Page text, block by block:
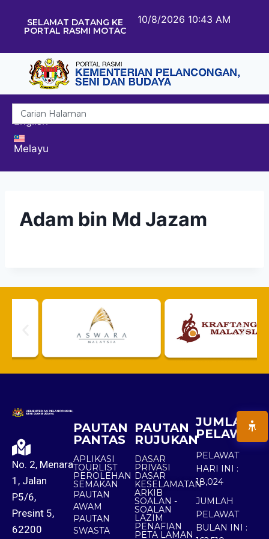
SELAMAT DATANG KE
PORTAL RASMI MOTAC
10/8/2026 10:43 AM
English
Melayu
Adam bin Md Jazam
No. 2, Menara
1, Jalan
P5/6,
Presint 5,
62200
PAUTAN
PANTAS
APLIKASI
TOURLIST
PEROLEHAN
SEMAKAN
PAUTAN
AWAM
PAUTAN
SWASTA
PAUTAN
RUJUKAN
DASAR
PRIVASI
DASAR
KESELAMATAN
ARKIB
SOALAN -
SOALAN
LAZIM
PENAFIAN
PETA LAMAN
JUMLAH
PELAWAT
PELAWAT
HARI INI :
18,024
JUMLAH
PELAWAT
BULAN INI :